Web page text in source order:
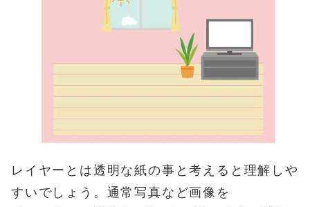
レイヤーとは透明な紙の事と考えると理解しや
すいでしょう。通常写真など画像を